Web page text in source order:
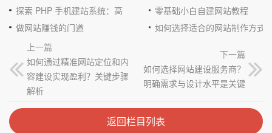
探索 PHP 手机建站系统：高效与便捷的完美结合零基础小白自建网站教程
做网站赚钱的门道
如何选择适合的网站制作方式
上一篇
如何通过精准网站定位和内
容建设实现盈利？关键步骤
解析
下一篇
如何选择网站建设服务商？
明确需求与设计水平是关键
返回栏目列表